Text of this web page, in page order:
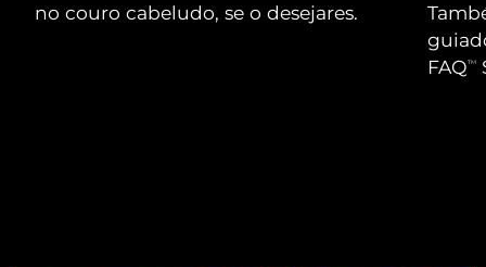
no couro cabeludo, se o desejares.
FAQTM